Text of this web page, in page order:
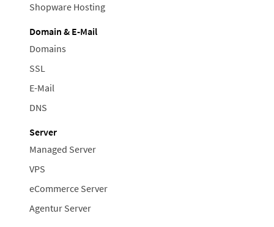
Shopware Hosting
Domain & E-Mail
Domains
SSL
E-Mail
DNS
Server
Managed Server
VPS
eCommerce Server
Agentur Server